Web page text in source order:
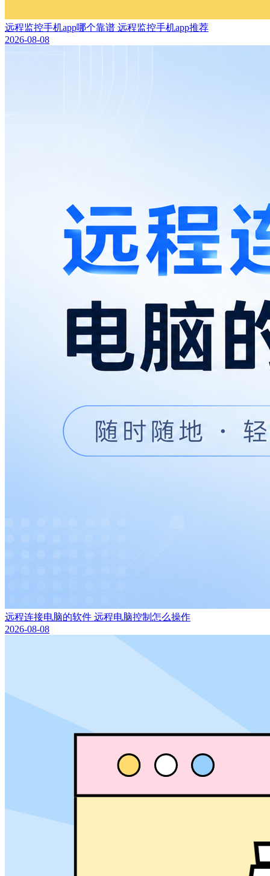
远程监控手机app哪个靠谱 远程监控手机app推荐
2026-08-08
远程连接电脑的软件 远程电脑控制怎么操作
2026-08-08